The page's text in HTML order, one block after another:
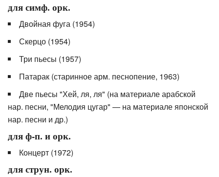
для симф. орк.
Двойная фуга (1954)
Скерцо (1954)
Три пьесы (1957)
Патарак (старинное арм. песнопение, 1963)
Две пьесы "Хей, ля, ля" (на материале арабской
нар. песни, "Мелодия цугар" — на материале японской
нар. песни и др.)
для ф-п. и орк.
Концерт (1972)
для струн. орк.